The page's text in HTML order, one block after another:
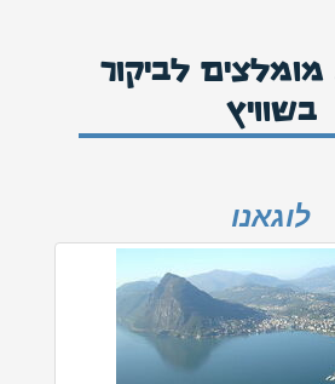
לביקור
בשוויץ
לוגאנו